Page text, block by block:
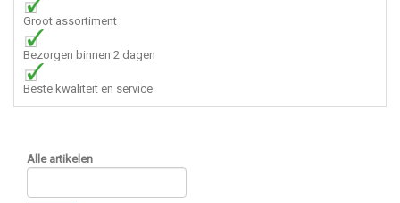
Groot assortiment
Bezorgen binnen 2 dagen
Beste kwaliteit en service
Alle artikelen